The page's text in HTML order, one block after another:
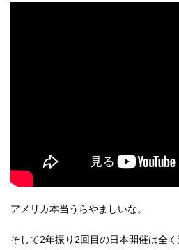
アメリカ本当うらやましいな。
そして2年振り2回目の日本開催は全